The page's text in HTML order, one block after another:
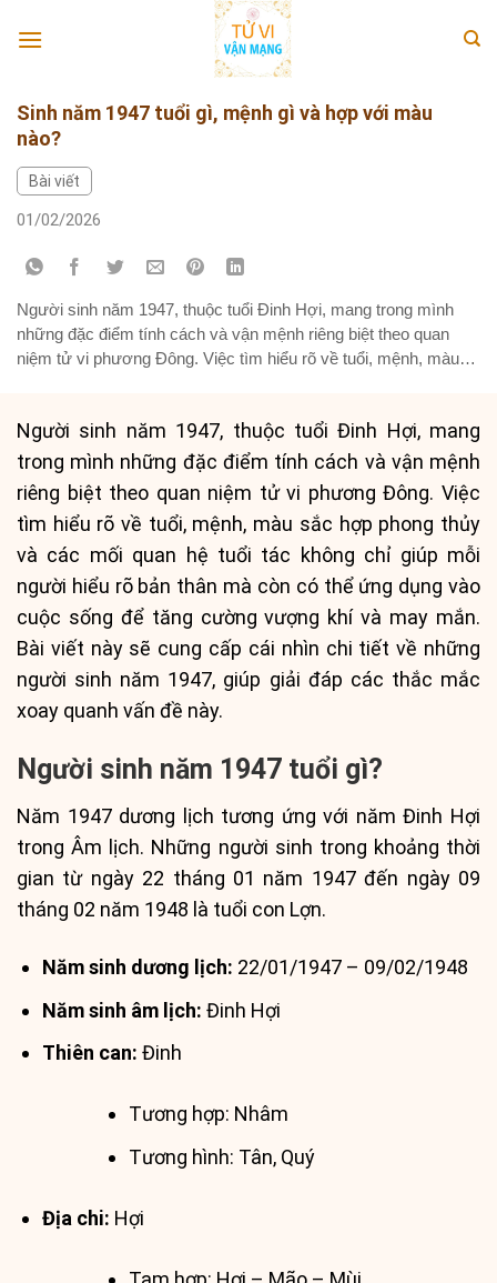
Sinh năm 1947 tuổi gì, mệnh gì và hợp với màu
nào?
Bài viết
01/02/2026
Người sinh năm 1947, thuộc tuổi Đinh Hợi, mang trong mình
những đặc điểm tính cách và vận mệnh riêng biệt theo quan
niệm tử vi phương Đông. Việc tìm hiểu rõ về tuổi, mệnh, màu
Người sinh năm 1947, thuộc tuổi Đinh Hợi, mang
trong mình những đặc điểm tính cách và vận mệnh
riêng biệt theo quan niệm tử vi phương Đông. Việc
tìm hiểu rõ về tuổi, mệnh, màu sắc hợp phong thủy
và các mối quan hệ tuổi tác không chỉ giúp mỗi
người hiểu rõ bản thân mà còn có thể ứng dụng vào
cuộc sống để tăng cường vượng khí và may mắn.
Bài viết này sẽ cung cấp cái nhìn chi tiết về những
người sinh năm 1947, giúp giải đáp các thắc mắc
xoay quanh vấn đề này.
Người sinh năm 1947 tuổi gì?
Năm 1947 dương lịch tương ứng với năm Đinh Hợi
trong Âm lịch. Những người sinh trong khoảng thời
gian từ ngày 22 tháng 01 năm 1947 đến ngày 09
tháng 02 năm 1948 là tuổi con Lợn.
Năm sinh dương lịch: 22/01/1947 – 09/02/1948
Năm sinh âm lịch: Đinh Hợi
Thiên can: Đinh
Tương hợp: Nhâm
Tương hình: Tân, Quý
Địa chi: Hợi